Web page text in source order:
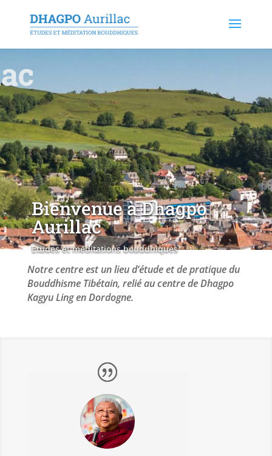
Bienvenue à Dhagpo
Aurillac
Etudes et méditations bouddhiques
Notre centre est un lieu d’étude et de pratique du
Bouddhisme Tibétain, relié au centre de Dhagpo
Kagyu Ling en Dordogne.